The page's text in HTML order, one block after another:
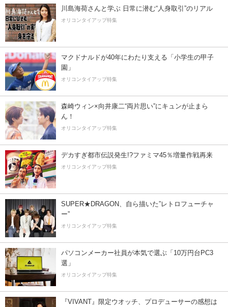
川島海荷さんと学ぶ 日常に潜む“人身取引”のリアル
オリコンタイアップ特集
マクドナルドが40年にわたり支える「小学生の甲子
園」
オリコンタイアップ特集
森崎ウィン×向井康二“両片思い”にキュンが止まら
ん！
オリコンタイアップ特集
デカすぎ都市伝説発生!?ファミマ45％増量作戦再来
オリコンタイアップ特集
SUPER★DRAGON、自ら描いた”レトロフューチャ
ー”
オリコンタイアップ特集
パソコンメーカー社員が本気で選ぶ「10万円台PC3
選」
オリコンタイアップ特集
『VIVANT』限定ウオッチ、プロデューサーの感想は